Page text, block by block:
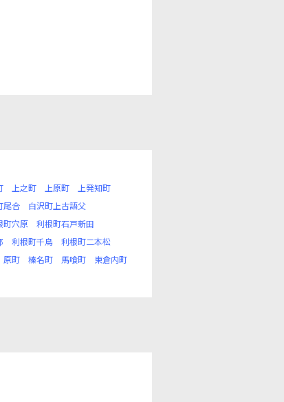
上之町 上原町
上発知町
尾合
白沢町上古語父
町穴原
利根町石戸新田
利根町千鳥
利根町二本松
原町 榛名町 馬喰町
東倉内町